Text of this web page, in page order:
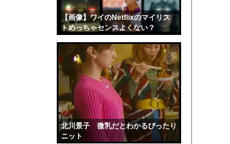
【画像】ワイのNetflixのマイリス
トめっちゃセンスよくない？
北川景子 微乳だとわかるぴったり
ニット